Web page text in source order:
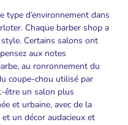
type d’environnement dans
Chaque barber shop a
Certains salons ont
aux notes
au ronronnement du
coupe-chou utilisé par
être un salon plus
et urbaine, avec de la
un décor audacieux et